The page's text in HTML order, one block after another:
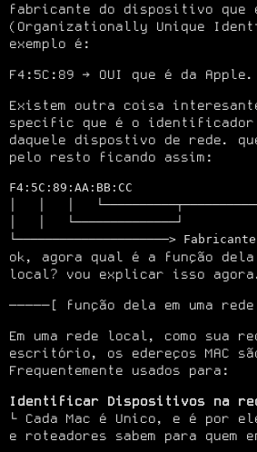
fabricante do dispositivo que é
(Organizationally Unique
exemplo é:
F4:5C:89 → OUI que é da Apple.
Existem outra coisa
specific que é o identificador
daquele dispostivo de rede.
pelo resto ficando assim:
F4:5C:89:AA:BB:CC
│   │   │
│   │   └──────────────┘
ok, agora qual é a função dela
local? vou explicar isso
─────[ função dela em uma
Em uma rede local, como sua
escritório, os edereços MAC
Frequentemente usados para:
Identificar Dispositivos na
└ Cada Mac é Unico, e é por
e roteadores sabem para quem